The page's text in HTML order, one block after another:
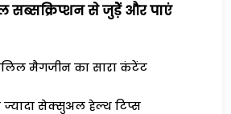
सब्सक्रिप्शन से जुड़ेें और पाएं
मैगजीन का सारा कंटेंट
सेक्सुअल हेल्थ टिप्स